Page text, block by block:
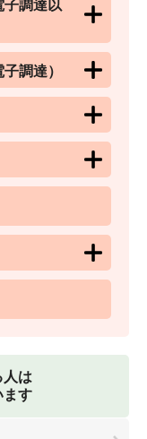
子調達以
調達）
人は
ます